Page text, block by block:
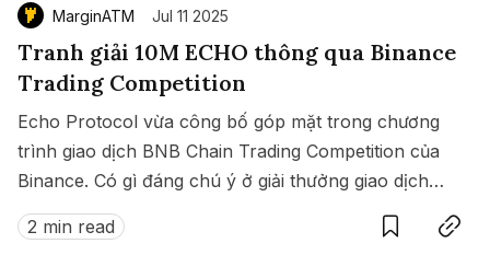
MarginATM Jul 11 2025
Tranh giải 10M ECHO thông qua Binance
Trading Competition
Echo Protocol vừa công bố góp mặt trong chương
trình giao dịch BNB Chain Trading Competition của
Binance. Có gì đáng chú ý ở giải thưởng giao dịch
này?
2 min read
SaveCopy link